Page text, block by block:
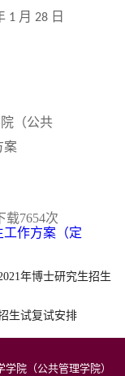
1 月 28 日
（公共
案
载7654次
工作方案（定
年博士研究生招生
生试复试安排
院（公共管理学院）